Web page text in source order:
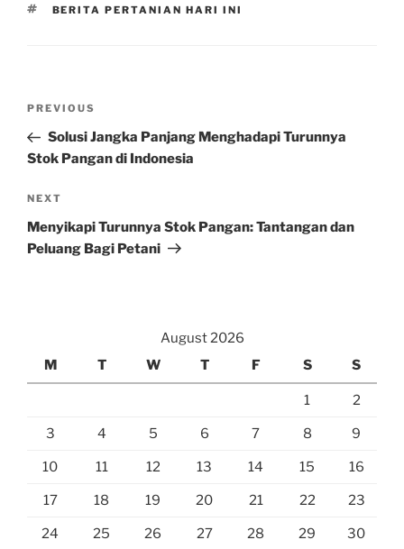
TAGS
BERITA PERTANIAN HARI INI
Previous
Post
PREVIOUS
Solusi Jangka Panjang Menghadapi Turunnya
Stok Pangan di Indonesia
Next
Post
NEXT
Menyikapi Turunnya Stok Pangan: Tantangan dan
Peluang Bagi Petani
August 2026
M
T W T F S S
1 2
3 4 5 6 7 8 9
10 11 12 13 14 15 16
17 18 19 20 21 22 23
24 25 26 27 28 29 30